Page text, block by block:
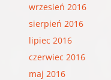
wrzesień 2016
sierpień 2016
lipiec 2016
czerwiec 2016
maj 2016